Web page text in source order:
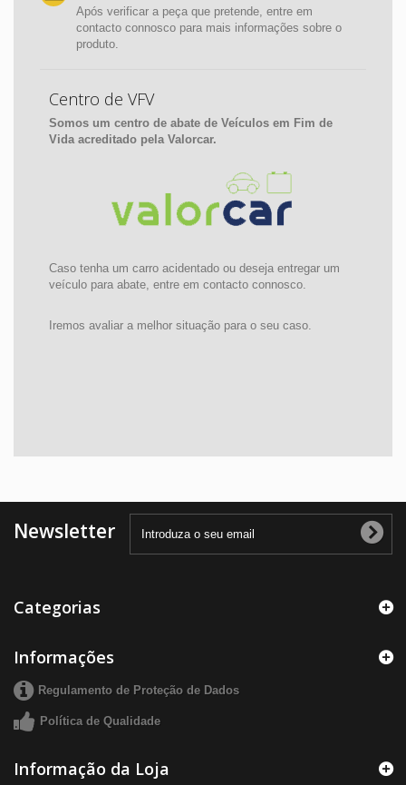
Após verificar a peça que pretende, entre em
contacto connosco para mais informações sobre o
produto.
Centro de VFV
Somos um centro de abate de Veículos em Fim de
Vida acreditado pela Valorcar.
Caso tenha um carro acidentado ou deseja entregar um
veículo para abate, entre em contacto connosco.
Iremos avaliar a melhor situação para o seu caso.
Newsletter
Categorias
Informações
Regulamento de Proteção de Dados
Política de Qualidade
Informação da Loja